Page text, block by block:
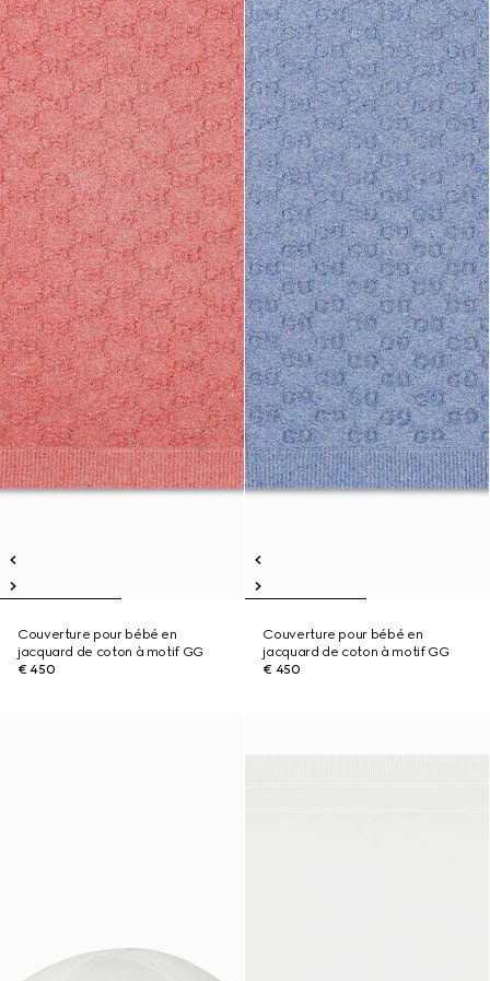
Couverture pour bébé en
jacquard de coton à motif GG
€ 450
Couverture pour bébé en
jacquard de coton à motif GG
€ 450